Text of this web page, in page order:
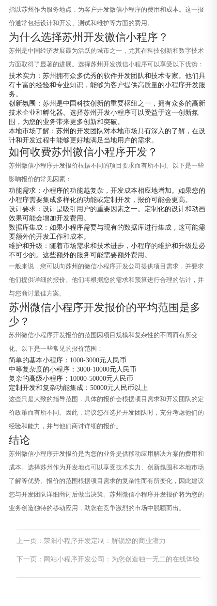
指以苏州作为服务地点，为客户开发微信小程序的费用和成本。这一报
价通常包括设计和开发、测试和维护等方面的费用。
为什么选择苏州开发微信小程序？
苏州是中国经济发展最为活跃的城市之一，尤其在科技创新和数字技术
方面取得了显著的进展。选择苏州开发微信小程序可以享受以下优势：
技术实力：苏州拥有众多优秀的软件开发团队和技术专家。他们具
有丰富的经验和专业知识，能够为客户提供高质量的小程序开发服
务。
创新氛围：苏州是中国科技创新的重要枢纽之一，拥有众多的高新
技术企业和孵化器。选择苏州开发小程序可以受益于这一创新氛
围，为您的业务带来更多创新和突破。
本地市场了解：苏州的开发团队对本地市场具有深入的了解，在设
计和开发过程中能够更好地满足当地用户的需求。
如何收费苏州微信小程序开发？
苏州微信小程序开发报价根据不同的项目要求而有所不同。以下是一些
影响报价的常见因素：
功能需求：小程序的功能越复杂，开发成本相应地增加。如果您的
小程序需要集成多样化的功能或定制开发，报价可能会更高。
设计要求：设计是吸引用户的重要因素之一。定制化的设计和动画
效果可能会增加开发费用。
数据库集成：如果小程序需要与现有的数据库进行集成，这可能需
要额外的开发工作和成本。
维护和升级：随着市场需求和技术进步，小程序的维护和升级是必
不可少的。这些额外的服务可能需要额外费用。
一般来说，您可以向苏州的微信小程序开发公司提供项目需求，并要求
他们提供详细的报价。他们将根据您的需求和预算进行合理的估计，并
与您商讨最佳方案。
苏州微信小程序开发报价的平均范围是多
少？
苏州微信小程序开发报价的范围因项目规模和复杂性的不同而有所变
化。以下是一些常见的报价范围：
简单的基本小程序：1000-3000元人民币
中等复杂度的小程序：3000-10000元人民币
复杂的高级小程序：10000-50000元人民币
定制开发和复杂功能集成：50000元人民币以上
这些只是大致的指导范围，具体的报价会根据项目需求和开发团队的定
价政策而有所不同。因此，建议您在选择开发团队时，充分考虑他们的
经验和能力，并与他们商讨详细的报价。
结论
苏州微信小程序开发报价是为您的业务提供移动应用解决方案的费用和
成本。选择苏州作为开发地点可以享受技术实力、创新氛围和本地市场
了解等优势。报价的范围根据项目需求的复杂性而有所变化，因此建议
您与开发团队详细商讨后做出决策。苏州微信小程序开发报价将为您的
业务创造独特的移动应用，助您在竞争激烈的市场中脱颖而出。
上一页：荥阳小程序开发定制：解锁您的商业潜力
下一页：网站小程序开发公司：为您创造独一无二的在线体验